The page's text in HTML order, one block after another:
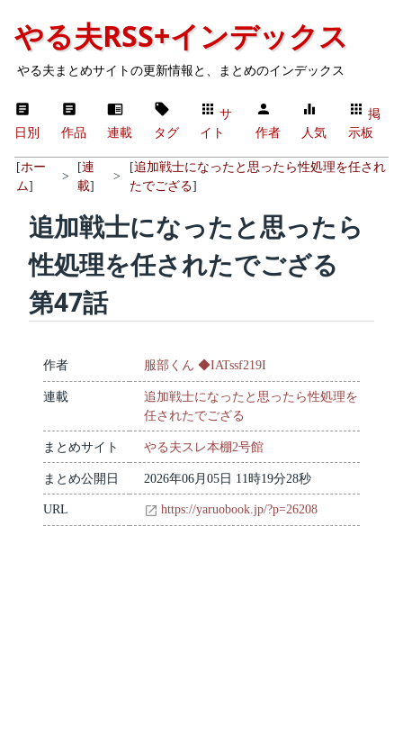
やる夫RSS+インデックス
やる夫まとめサイトの更新情報と、まとめのインデックス
日別 作品 連載 タグ
サ
イト
作者 人気
掲
示板
[ホー
ム]
>
[連
載]
>
[追加戦士になったと思ったら性処理を任され
たでござる]
追加戦士になったと思ったら
性処理を任されたでござる
第47話
作者 服部くん ◆IATssf219I
連載
追加戦士になったと思ったら性処理を
任されたでござる
まとめサイト やる夫スレ本棚2号館
まとめ公開日 2026年06月05日 11時19分28秒
URL https://yaruobook.jp/?p=26208